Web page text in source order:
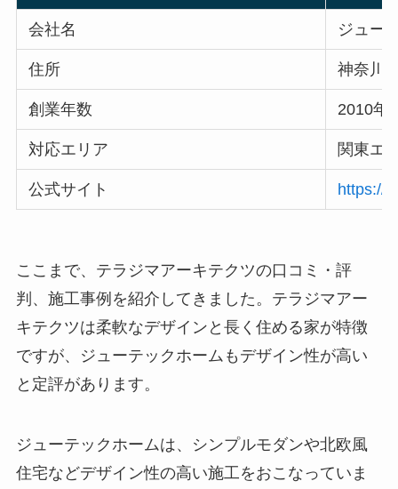
会社名 ジュー
住所 神奈川
創業年数 2010年
対応エリア 関東エ
公式サイト https://
ここまで、テラジマアーキテクツの口コミ・評
判、施工事例を紹介してきました。テラジマアー
キテクツは柔軟なデザインと長く住める家が特徴
ですが、ジューテックホームもデザイン性が高い
と定評があります。
ジューテックホームは、シンプルモダンや北欧風
住宅などデザイン性の高い施工をおこなっていま